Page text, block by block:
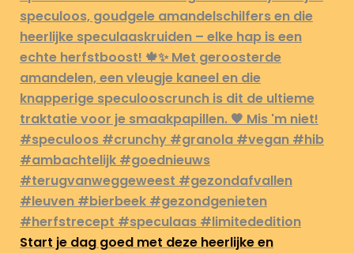
Start je dag goed met deze heerlijke en